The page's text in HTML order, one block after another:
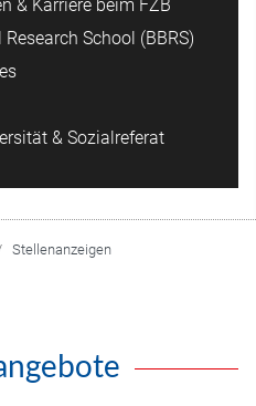
& Karriere beim FZB
School (BBRS)
& Sozialreferat
Stellenanzeigen